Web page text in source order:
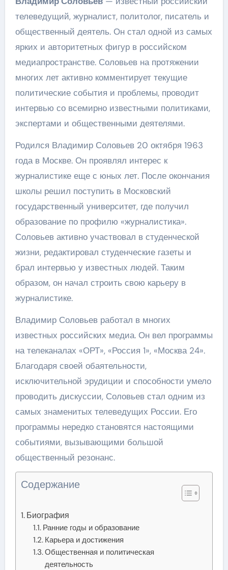
телеведущий, журналист, политолог, писатель и
общественный деятель. Он стал одной из самых
ярких и авторитетных фигур в российском
медиапространстве. Соловьев на протяжении
многих лет активно комментирует текущие
политические события и проблемы, проводит
интервью со всемирно известными политиками,
экспертами и общественными деятелями.
Родился Владимир Соловьев 20 октября 1963
года в Москве. Он проявлял интерес к
журналистике еще с юных лет. После окончания
школы решил поступить в Московский
государственный университет, где получил
образование по профилю «журналистика».
Соловьев активно участвовал в студенческой
жизни, редактировал студенческие газеты и
брал интервью у известных людей. Таким
образом, он начал строить свою карьеру в
журналистике.
Владимир Соловьев работал в многих
известных российских медиа. Он вел программы
на телеканалах «ОРТ», «Россия 1», «Москва 24».
Благодаря своей обаятельности,
исключительной эрудиции и способности умело
проводить дискуссии, Соловьев стал одним из
самых знаменитых телеведущих России. Его
программы нередко становятся настоящими
событиями, вызывающими большой
общественный резонанс.
Содержание
Биография
Ранние годы и образование
Карьера и достижения
Общественная и политическая
деятельность